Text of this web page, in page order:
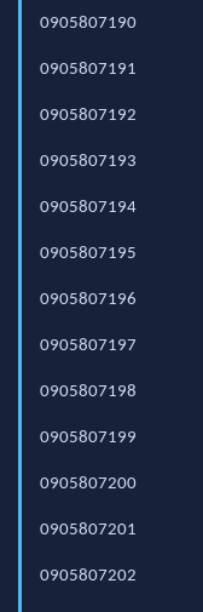
0905807190
0905807191
0905807192
0905807193
0905807194
0905807195
0905807196
0905807197
0905807198
0905807199
0905807200
0905807201
0905807202